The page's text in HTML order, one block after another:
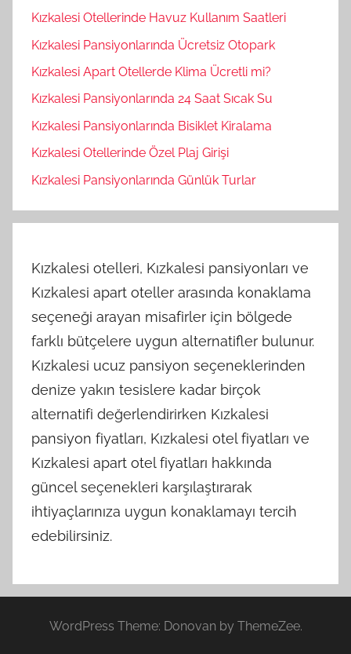
Kızkalesi Otellerinde Havuz Kullanım Saatleri
Kızkalesi Pansiyonlarında Ücretsiz Otopark
Kızkalesi Apart Otellerde Klima Ücretli mi?
Kızkalesi Pansiyonlarında 24 Saat Sıcak Su
Kızkalesi Pansiyonlarında Bisiklet Kiralama
Kızkalesi Otellerinde Özel Plaj Girişi
Kızkalesi Pansiyonlarında Günlük Turlar
Kızkalesi otelleri, Kızkalesi pansiyonları ve
Kızkalesi apart oteller arasında konaklama
seçeneği arayan misafirler için bölgede
farklı bütçelere uygun alternatifler bulunur.
Kızkalesi ucuz pansiyon seçeneklerinden
denize yakın tesislere kadar birçok
alternatifi değerlendirirken Kızkalesi
pansiyon fiyatları, Kızkalesi otel fiyatları ve
Kızkalesi apart otel fiyatları hakkında
güncel seçenekleri karşılaştırarak
ihtiyaçlarınıza uygun konaklamayı tercih
edebilirsiniz.
WordPress Theme: Donovan by ThemeZee.